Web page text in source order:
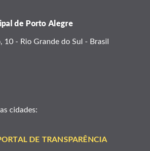
de Porto Alegre
10 - Rio Grande do Sul - Brasil
cidades:
DE TRANSPARÊNCIA